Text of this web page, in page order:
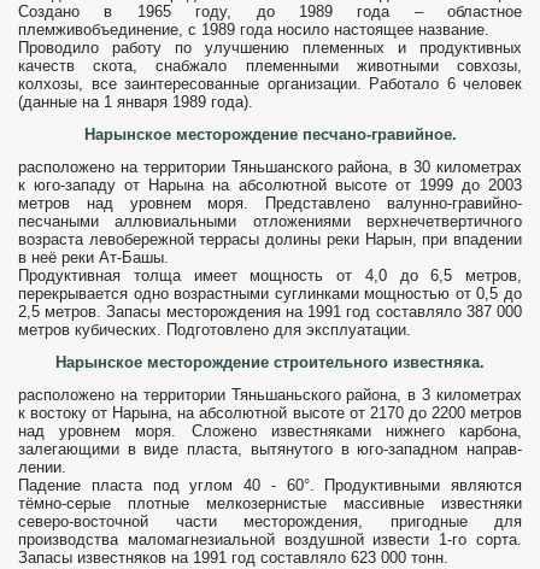
Создано в 1965 году, до 1989 года – областное
племживобъединение, с 1989 года носило настоящее название.
Проводило рабо­ту по улучшению племенных и про­дуктивных
качеств скота, снабжало племенными животными совхозы,
колхозы, все заинтересованные организации. Работало 6 человек
(данные на 1 января 1989 года).
Нарынское месторождение песчано-гравийное.
расположено на территории Тяньшанского района, в 30 километрах
к юго-западу от Нарына на абсолютной высоте от 1999 до 2003
метров над уровнем моря. Представлено валунно-гравий­но-
песчаными аллювиальными отло­жениями верхнечетвертичного
возраста левобережной террасы долины реки На­рын, при впадении
в неё реки Ат-Башы.
Продуктивная толща имеет мощность от 4,0 до 6,5 метров,
перекрывается одно воз­растными суглинками мощностью от 0,5 до
2,5 метров. Запасы месторождения на 1991 год составляло 387 000
метров кубических. Подготовлено для эксплуатации.
Нарынское месторождение строительного известняка.
расположено на территории Тяньшаньского района, в 3 километрах
к востоку от Нарына, на абсолютной высоте от 2170 до 2200 метров
над уровнем моря. Сложено известняками нижнего карбона,
залегающими в виде пласта, вытянутого в юго-западном направ­
лении.
Падение пласта под углом 40 - 60°. Продуктивными являются
тёмно-серые плотные мелкозернистые массивные известняки
северо-восточной части месторождения, пригодные для
производства маломагнезиальной воздушной из­вести 1-го сорта.
Запасы известняков на 1991 год составляло 623 000 тонн.